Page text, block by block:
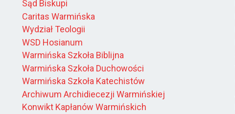
Sąd Biskupi
Caritas Warmińska
Wydział Teologii
WSD Hosianum
Warmińska Szkoła Biblijna
Warmińska Szkoła Duchowości
Warmińska Szkoła Katechistów
Archiwum Archidiecezji Warmińskiej
Konwikt Kapłanów Warmińskich